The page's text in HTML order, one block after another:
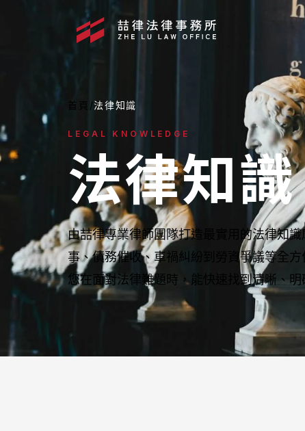
媒體報導
最新消息
服務據點
首頁 /法律知識
LEGAL KNOWLEDGE
法律知識
由喆律專業律師團隊打造最實用的法律知
事、債務催收、車禍糾紛到勞資爭議等全
您在面對法律難題時，能快速找到清晰、明